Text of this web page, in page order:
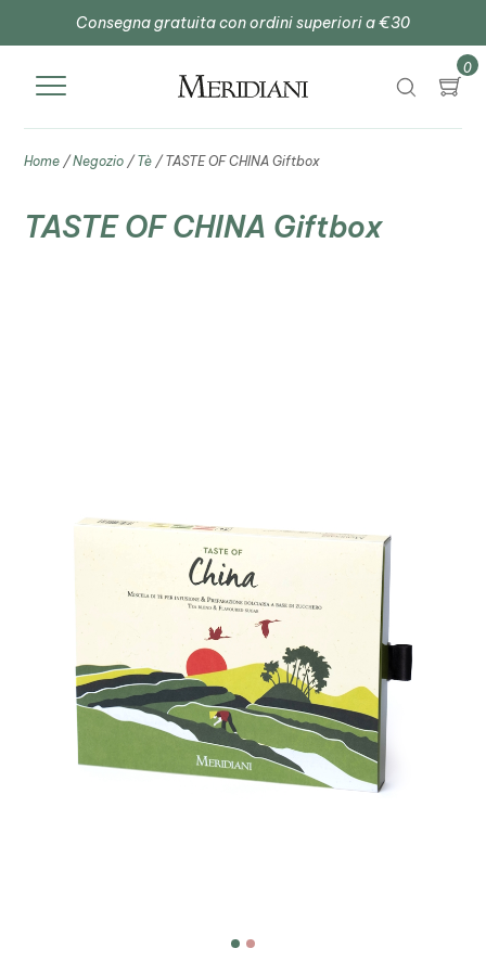
Consegna gratuita con ordini superiori a €30
0
Home /Negozio / Tè / TASTE OF CHINA Giftbox
TASTE OF CHINA Giftbox